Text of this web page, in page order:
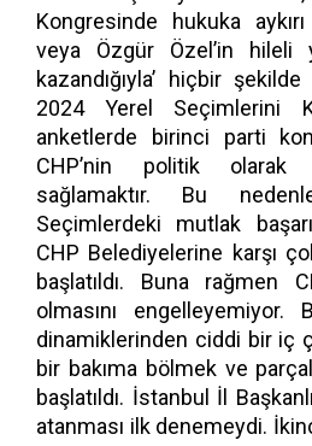
Kongresinde hukuka aykırı
veya Özgür Özel’in hileli
kazandığıyla’ hiçbir
2024 Yerel Seçimlerini
anketlerde birinci parti
CHP’nin politik olarak
sağlamaktır. Bu
Seçimlerdeki mutlak
CHP Belediyelerine karşı
başlatıldı. Buna rağmen
olmasını
dinamiklerinden ciddi bir iç
bir bakıma bölmek ve
başlatıldı. İstanbul İl
atanması ilk denemeydi.